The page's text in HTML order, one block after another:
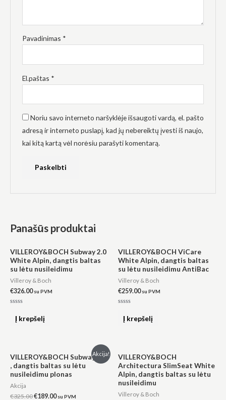
Pavadinimas *
El.paštas *
Noriu savo interneto naršyklėje išsaugoti vardą, el. pašto
adresą ir interneto puslapį, kad jų nebereiktų įvesti iš naujo,
kai kitą kartą vėl norėsiu parašyti komentarą.
Panašūs produktai
VILLEROY&BOCH Subway 2.0
White Alpin, dangtis baltas
su lėtu nusileidimu
Villeroy & Boch
€326.00 su PVM
Į krepšelį
VILLEROY&BOCH ViCare
White Alpin, dangtis baltas
su lėtu nusileidimu AntiBac
Villeroy & Boch
€259.00 su PVM
Į krepšelį
Akcija!
VILLEROY&BOCH Subway 2.0
, dangtis baltas su lėtu
nusileidimu plonas
Akcija
€325.00
price
was:
€325.00.
€189.00
price
is:
€189.00.
su PVM
VILLEROY&BOCH
Architectura SlimSeat White
Alpin, dangtis baltas su lėtu
nusileidimu
Villeroy & Boch